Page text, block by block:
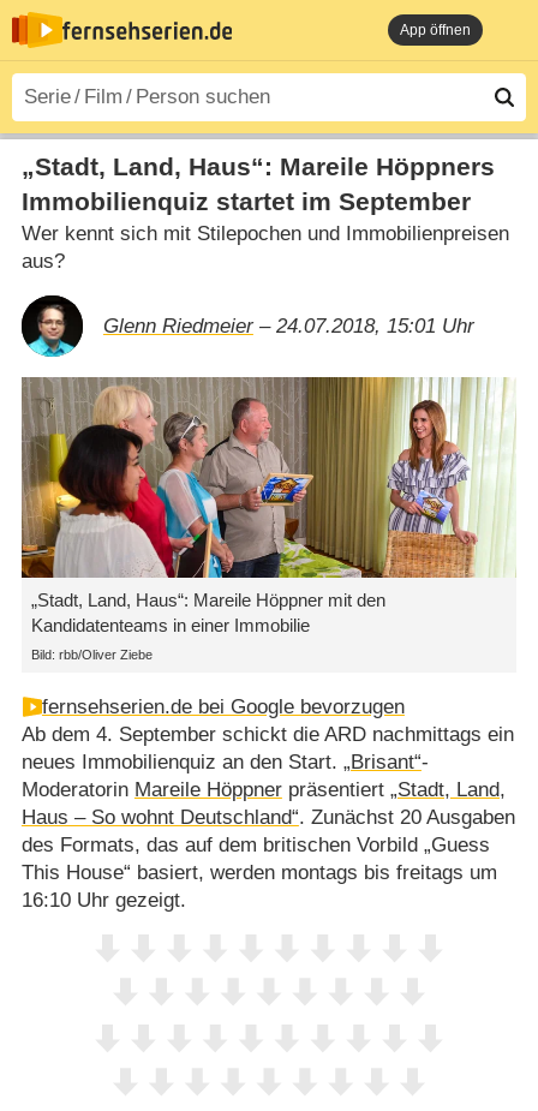
App öffnen
„Stadt, Land, Haus“: Mareile Höppners
Immobilienquiz startet im September
Wer kennt sich mit Stilepochen und Immobilienpreisen
aus?
Glenn Riedmeier– 24.07.2018, 15:01 Uhr
„Stadt, Land, Haus“: Mareile Höppner mit den
Kandidatenteams in einer Immobilie
Bild: rbb/Oliver Ziebe
fernsehserien.de bei Google bevorzugen
Ab dem 4. September schickt die ARD nachmittags ein
neues Immobilienquiz an den Start. „Brisant“-
Moderatorin Mareile Höppnerpräsentiert „Stadt, Land,
Haus – So wohnt Deutschland“. Zunächst 20 Ausgaben
des Formats, das auf dem britischen Vorbild „Guess
This House“ basiert, werden montags bis freitags um
16:10 Uhr gezeigt.